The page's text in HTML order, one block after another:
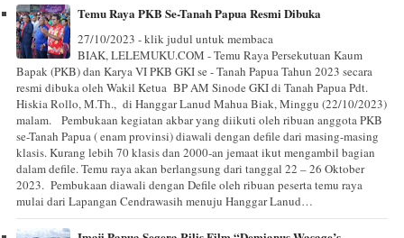
Temu Raya PKB Se-Tanah Papua Resmi Dibuka
27/10/2023 - klik judul untuk membaca
BIAK, LELEMUKU.COM - Temu Raya Persekutuan Kaum
Bapak (PKB) dan Karya VI PKB GKI se - Tanah Papua Tahun 2023 secara
resmi dibuka oleh Wakil Ketua BP AM Sinode GKI di Tanah Papua Pdt.
Hiskia Rollo, M.Th., di Hanggar Lanud Mahua Biak, Minggu (22/10/2023)
malam. Pembukaan kegiatan akbar yang diikuti oleh ribuan anggota PKB
se-Tanah Papua ( enam provinsi) diawali dengan defile dari masing-masing
klasis. Kurang lebih 70 klasis dan 2000-an jemaat ikut mengambil bagian
dalam defile. Temu raya akan berlangsung dari tanggal 22 – 26 Oktober
2023. Pembukaan diawali dengan Defile oleh ribuan peserta temu raya
mulai dari Lapangan Cendrawasih menuju Hanggar Lanud…